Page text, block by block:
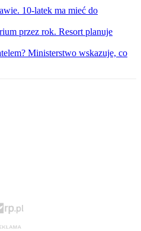
10-latek ma mieć do
przez rok. Resort planuje
Ministerstwo wskazuje, co